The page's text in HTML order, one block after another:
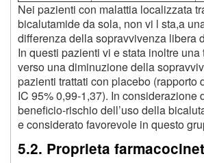
Nei pazienti con malattia localizzata
bicalutamide da sola, non vi l sta,a
differenza della sopravvivenza libera
In questi pazienti vi e stata inoltre una
verso una diminuzione della
pazienti trattati con placebo (rapporto
IC 95% 0,99-1,37). In considerazione
beneficio-rischio dell’uso della
e considerato favorevole in questo
5.2. Proprieta